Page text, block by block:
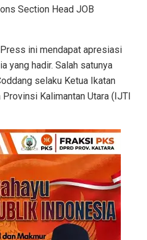
Section Head JOB
ini mendapat apresiasi
yang hadir. Salah satunya
selaku Ketua Ikatan
Kalimantan Utara (IJTI